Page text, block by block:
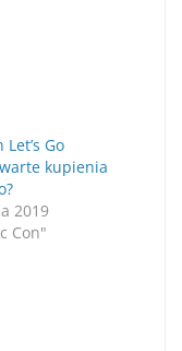
Let’s Go
kupienia
2019
Con"